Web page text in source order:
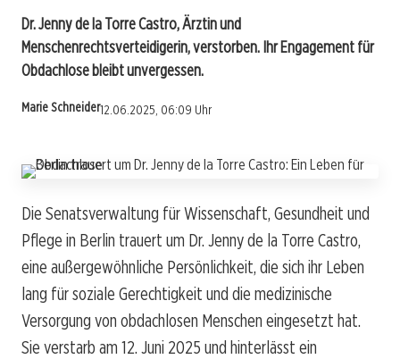
Dr. Jenny de la Torre Castro, Ärztin und
Menschenrechtsverteidigerin, verstorben. Ihr Engagement für
Obdachlose bleibt unvergessen.
Marie Schneider12.06.2025, 06:09 Uhr
Die Senatsverwaltung für Wissenschaft, Gesundheit und
Pflege in Berlin trauert um Dr. Jenny de la Torre Castro,
eine außergewöhnliche Persönlichkeit, die sich ihr Leben
lang für soziale Gerechtigkeit und die medizinische
Versorgung von obdachlosen Menschen eingesetzt hat.
Sie verstarb am 12. Juni 2025 und hinterlässt ein